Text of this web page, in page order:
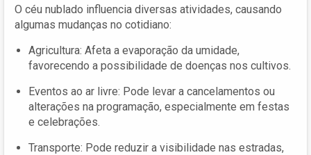
O céu nublado influencia diversas atividades, causando
algumas mudanças no cotidiano:
Agricultura: Afeta a evaporação da umidade,
favorecendo a possibilidade de doenças nos cultivos.
Eventos ao ar livre: Pode levar a cancelamentos ou
alterações na programação, especialmente em festas
e celebrações.
Transporte: Pode reduzir a visibilidade nas estradas,